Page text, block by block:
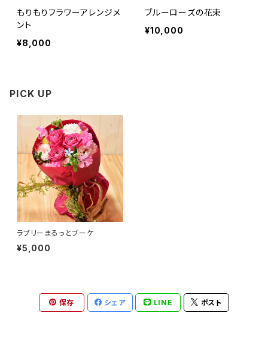
もりもりフラワーアレンジメ
ント
¥8,000
ブルーローズの花束
¥10,000
PICK UP
ラブリーまるっとブーケ
¥5,000
保存 シェア LINE ポスト